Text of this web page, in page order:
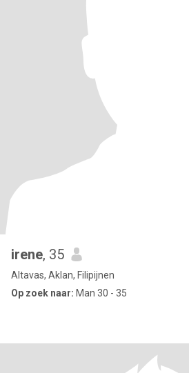
irene, 35
Altavas, Aklan, Filipijnen
Op zoek naar: Man 30 - 35